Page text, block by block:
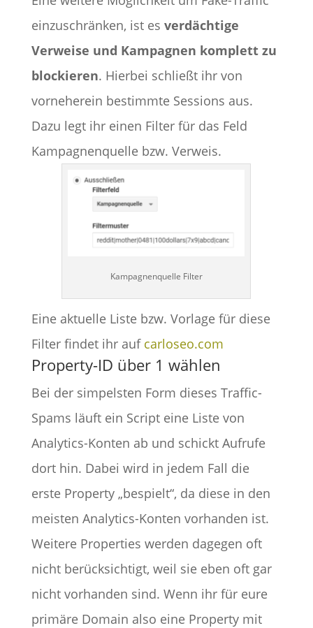
einzuschränken, ist es verdächtige
Verweise und Kampagnen komplett zu
blockieren. Hierbei schließt ihr von
vorneherein bestimmte Sessions aus.
Dazu legt ihr einen Filter für das Feld
Kampagnenquelle bzw. Verweis.
Kampagnenquelle Filter
Eine aktuelle Liste bzw. Vorlage für diese
Filter findet ihr auf carloseo.com
Property-ID über 1 wählen
Bei der simpelsten Form dieses Traffic-
Spams läuft ein Script eine Liste von
Analytics-Konten ab und schickt Aufrufe
dort hin. Dabei wird in jedem Fall die
erste Property „bespielt“, da diese in den
meisten Analytics-Konten vorhanden ist.
Weitere Properties werden dagegen oft
nicht berücksichtigt, weil sie eben oft gar
nicht vorhanden sind. Wenn ihr für eure
primäre Domain also eine Property mit